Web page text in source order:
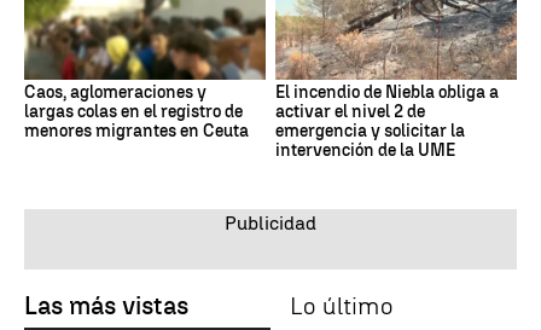
Caos, aglomeraciones y
largas colas en el registro de
menores migrantes en Ceuta
El incendio de Niebla obliga a
activar el nivel 2 de
emergencia y solicitar la
intervención de la UME
Las más vistas Lo último